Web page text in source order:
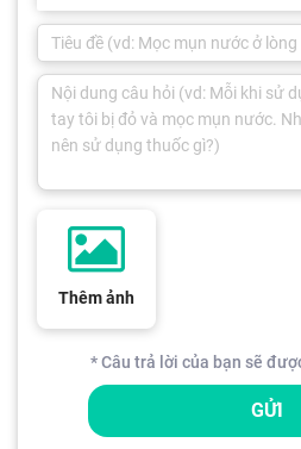
Thêm ảnh
* Câu trả lời của bạn sẽ
GỬI